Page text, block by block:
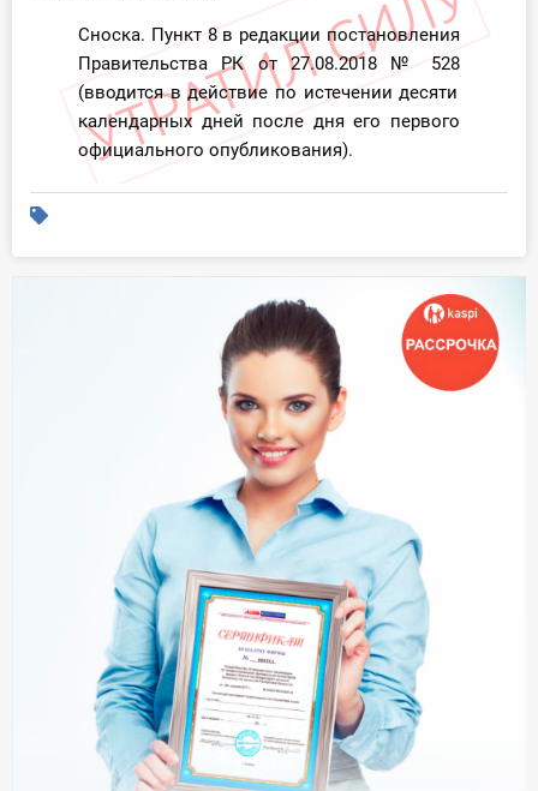
Сноска. Пункт 8 в редакции постановления
Правительства РК от 27.08.2018 № 528
(вводится в действие по истечении десяти
календарных дней после дня его первого
официального опубликования).